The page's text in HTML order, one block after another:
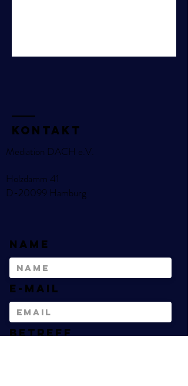
KOntakt
Mediation DACH e.V.
Holzdamm 41
D-20099 Hamburg
Name
E-Mail
Betreff